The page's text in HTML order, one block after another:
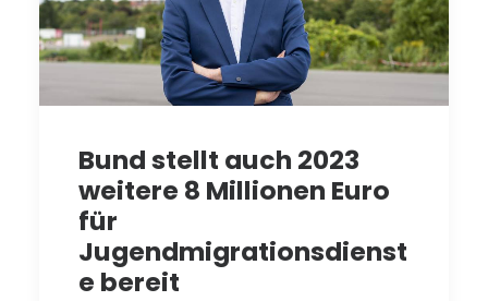
Bund stellt auch 2023
weitere 8 Millionen Euro
für
Jugendmigrationsdienst
e bereit